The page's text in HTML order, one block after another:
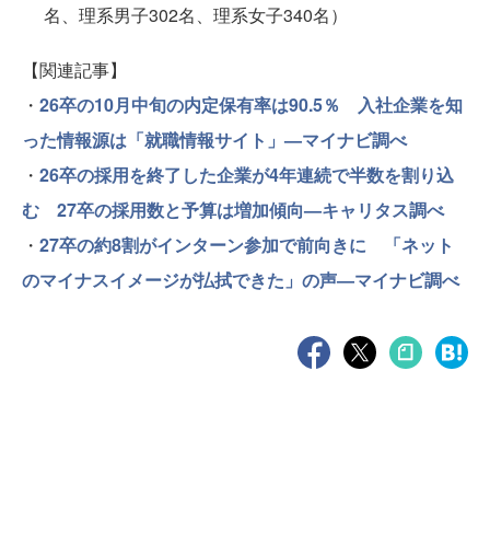
名、理系男子302名、理系女子340名）
【関連記事】
・ 26卒の10月中旬の内定保有率は90.5％ 入社企業を知
った情報源は「就職情報サイト」—マイナビ調べ
・ 26卒の採用を終了した企業が4年連続で半数を割り込
む 27卒の採用数と予算は増加傾向—キャリタス調べ
・ 27卒の約8割がインターン参加で前向きに 「ネット
のマイナスイメージが払拭できた」の声—マイナビ調べ